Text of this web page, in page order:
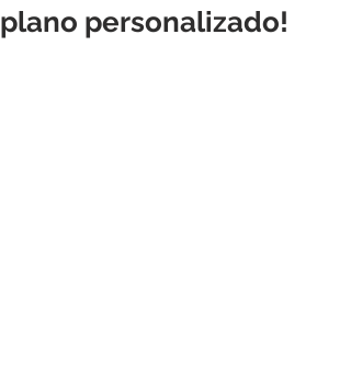
plano personalizado!